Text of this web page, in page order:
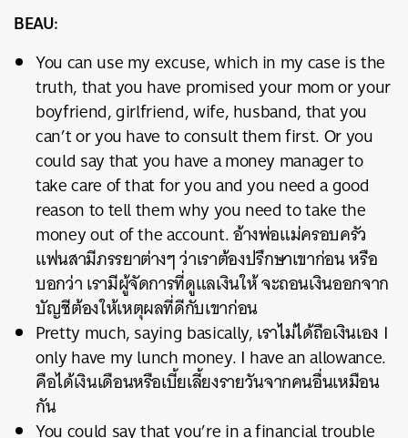
BEAU:
You can use my excuse, which in my case is the
truth, that you have promised your mom or your
boyfriend, girlfriend, wife, husband, that you
can’t or you have to consult them first. Or you
could say that you have a money manager to
take care of that for you and you need a good
reason to tell them why you need to take the
money out of the account. อ้างพ่อแม่ครอบครัว
แฟนสามีภรรยาต่างๆ ว่าเราต้องปรึกษาเขาก่อน หรือ
บอกว่า เรามีผู้จัดการที่ดูแลเงินให้ จะถอนเงินออกจาก
บัญชีต้องให้เหตุผลที่ดีกับเขาก่อน
Pretty much, saying basically, เราไม่ได้ถือเงินเอง I
only have my lunch money. I have an allowance.
คือได้เงินเดือนหรือเบี้ยเลี้ยงรายวันจากคนอื่นเหมือน
กัน
You could say that you’re in a financial trouble